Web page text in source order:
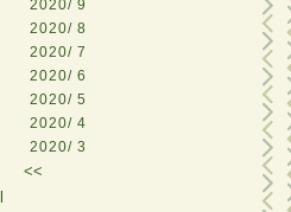
2020/ 9
2020/ 8
2020/ 7
2020/ 6
2020/ 5
2020/ 4
2020/ 3
<<